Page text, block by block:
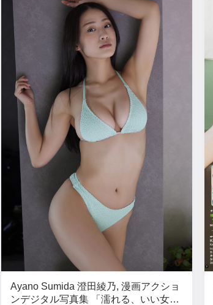
Ayano Sumida 澄田綾乃, 漫画アクショ
ンデジタル写真集 「濡れる、いい女」